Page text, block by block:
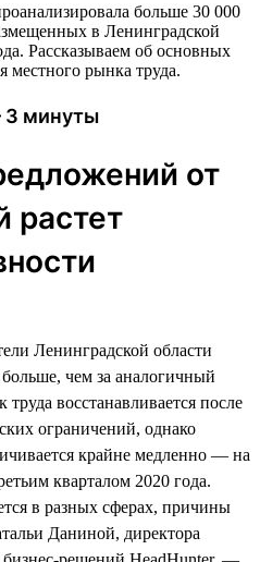
больше 30 000
в Ленинградской
Рассказываем об основных
местного рынка труда.
минуты
от
растет
Ленинградской области
чем за аналогичный
восстанавливается после
ограничений, однако
крайне медленно — на
кварталом 2020 года.
в разных сферах, причины
Даниной, директора